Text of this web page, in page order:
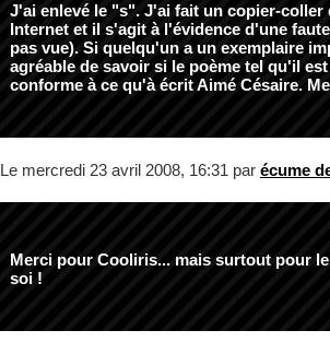
J'ai enlevé le "s". J'ai fait un copier-coller
Internet et il s'agit à l'évidence d'une
pas vue). Si quelqu'un a un exemplaire
agréable de savoir si le poème tel qu'il
conforme à ce qu'à écrit Aimé Césaire.
Le mercredi 23 avril 2008, 16:31 par écume
Merci pour Cooliris... mais surtout pour le
soi !